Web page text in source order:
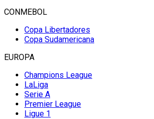
CONMEBOL
Copa Libertadores
Copa Sudamericana
EUROPA
Champions League
LaLiga
Serie A
Premier League
Ligue 1